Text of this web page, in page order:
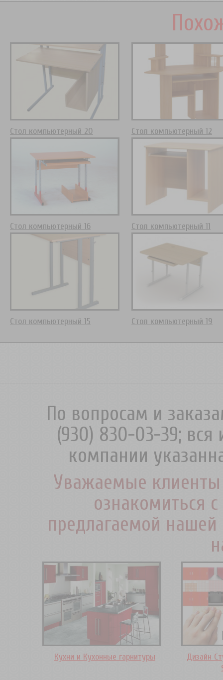
Стол компьютерный 20 Стол компьютерный 12
Стол компьютерный 16 Стол компьютерный 11
Стол компьютерный 15 Стол компьютерный 19
По вопросам и
(930) 830-03-39;
компании
Уважаемые
ознакомиться
предлагаемой
Кухни и Кухонные гарнитуры
Дизайн